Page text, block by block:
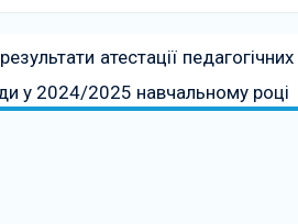
атестації
у 2024/2025 навчальному році